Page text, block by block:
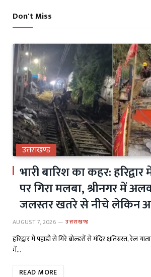
Don't Miss
उत्तराखण्ड
भारी बारिश का कहर:
पर गिरा मलबा, श्रीनगर में
जलस्तर खतरे से नीचे लेकिन
AUGUST 7, 2026 उत्तराखण्ड
हरिद्वार में पहाड़ी से गिरे बोल्डरों से मंदिर क्षतिग्रस्त, रेल
में…
READ MORE